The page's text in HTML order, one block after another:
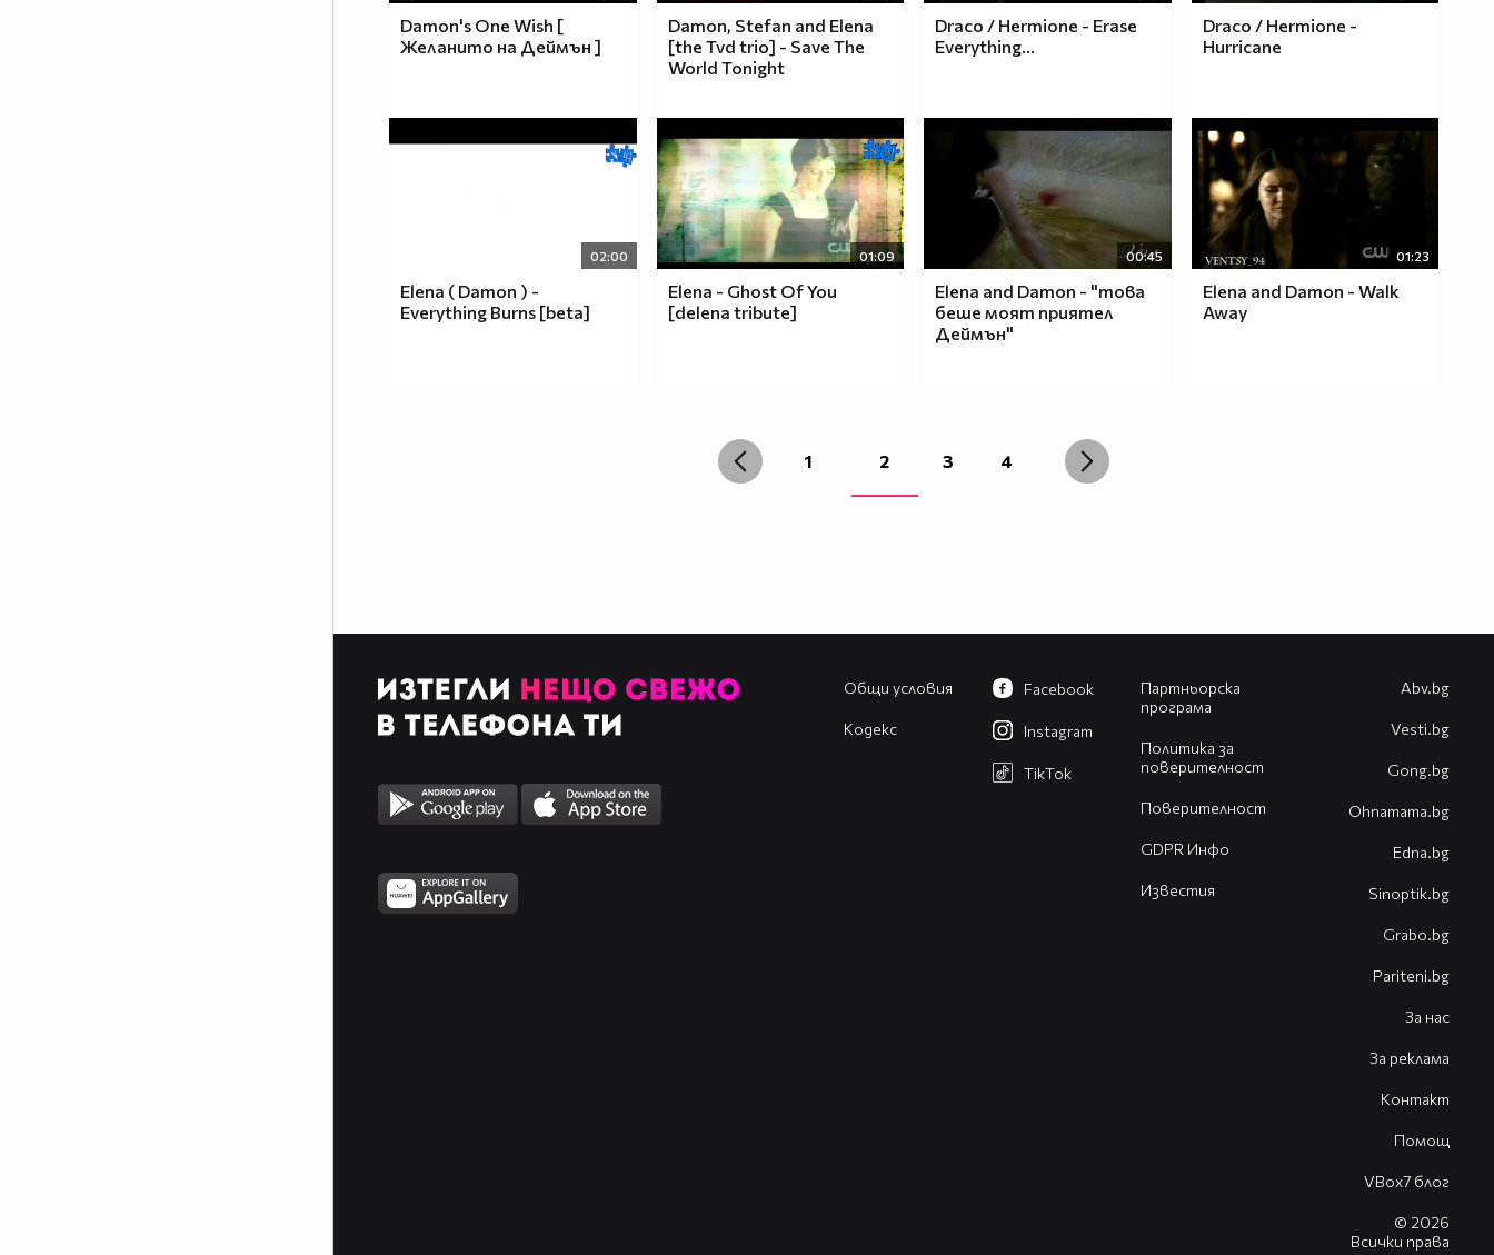
Damon's One Wish [
Желанито на Деймън ]
Damon, Stefan and Elena
[the Tvd trio] - Save The
World Tonight
Draco / Hermione - Erase
Everything...
Draco / Hermione -
Hurricane
02:00
Elena ( Damon ) -
Everything Burns [beta]
01:09
Elena - Ghost Of You
[delena tribute]
00:45
Elena and Damon - "това
беше моят приятел
Деймън"
01:23
Elena and Damon - Walk
Away
1 2 3 4
Общи условия
Кодекс
Партньорска
програма
Политика за
поверителност
Поверителност
GDPR Инфо
Известия
Facebook
Instagram
TikTok
Abv.bg
Vesti.bg
Gong.bg
Оhnamama.bg
Edna.bg
Sinoptik.bg
Grabo.bg
Pariteni.bg
За нас
За реклама
Контакт
Помощ
VBox7 блог
© 2026
Всички права